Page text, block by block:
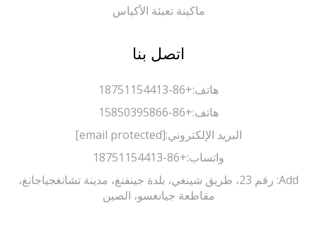
ماكينة تعبئة الأكياس
اتصل بنا
+86-18751154413
+86-15850395866
البريد الإلكتروني:[email protected]
واتساب:+86-18751154413
Add: رقم 23، طريق شينغي، بلدة جينفنغ، مدينة تشانغجياجانغ،
مقاطعة جيانغسو، الصين